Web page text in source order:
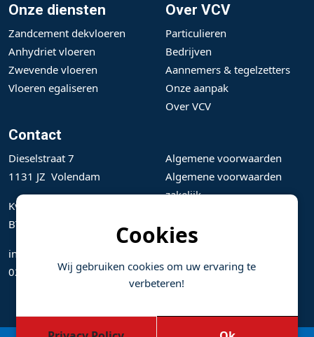
Onze diensten
Zandcement dekvloeren
Anhydriet vloeren
Zwevende vloeren
Vloeren egaliseren
Over VCV
Particulieren
Bedrijven
Aannemers & tegelzetters
Onze aanpak
Over VCV
Contact
Dieselstraat 7
1131 JZ Volendam
KvK: 36031311
BTW: NL801144498B01
info@vloeren-volendam.nl
0299 367004
Algemene voorwaarden
Algemene voorwaarden
zakelijk
Cookies
Wij gebruiken cookies om uw ervaring te
verbeteren!